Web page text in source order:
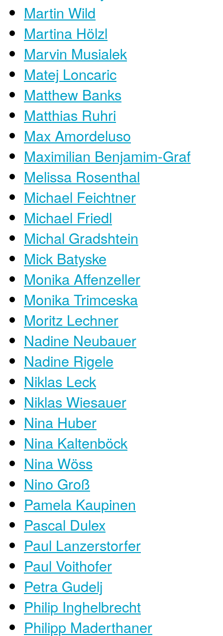
Martin Wild
Martina Hölzl
Marvin Musialek
Matej Loncaric
Matthew Banks
Matthias Ruhri
Max Amordeluso
Maximilian Benjamim-Graf
Melissa Rosenthal
Michael Feichtner
Michael Friedl
Michal Gradshtein
Mick Batyske
Monika Affenzeller
Monika Trimceska
Moritz Lechner
Nadine Neubauer
Nadine Rigele
Niklas Leck
Niklas Wiesauer
Nina Huber
Nina Kaltenböck
Nina Wöss
Nino Groß
Pamela Kaupinen
Pascal Dulex
Paul Lanzerstorfer
Paul Voithofer
Petra Gudelj
Philip Inghelbrecht
Philipp Maderthaner